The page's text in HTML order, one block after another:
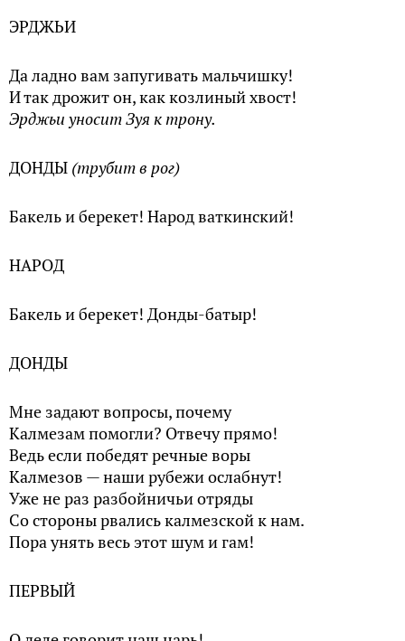
ЭРДЖЬИ
Да ладно вам запугивать мальчишку!
И так дрожит он, как козлиный хвост!
Эрджьи уносит Зуя к трону.
ДОНДЫ (трубит в рог)
Бакель и берекет! Народ ваткинский!
НАРОД
Бакель и берекет! Донды-батыр!
ДОНДЫ
Мне задают вопросы, почему
Калмезам помогли? Отвечу прямо!
Ведь если победят речные воры
Калмезов — наши рубежи ослабнут!
Уже не раз разбойничьи отряды
Со стороны рвались калмезской к нам.
Пора унять весь этот шум и гам!
ПЕРВЫЙ